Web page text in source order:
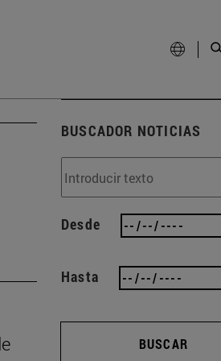
BUSCADOR NOTICIAS
Desde
Hasta
BUSCAR